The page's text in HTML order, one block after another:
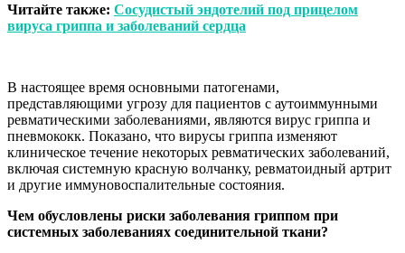
Читайте также: Сосудистый эндотелий под прицелом
вируса гриппа и заболеваний сердца
В настоящее время основными патогенами,
представляющими угрозу для пациентов с аутоиммунными
ревматическими заболеваниями, являются вирус гриппа и
пневмококк. Показано, что вирусы гриппа изменяют
клиническое течение некоторых ревматических заболеваний,
включая системную красную волчанку, ревматоидный артрит
и другие иммуновоспалительные состояния.
Чем обусловлены риски заболевания гриппом при
системных заболеваниях соединительной ткани?